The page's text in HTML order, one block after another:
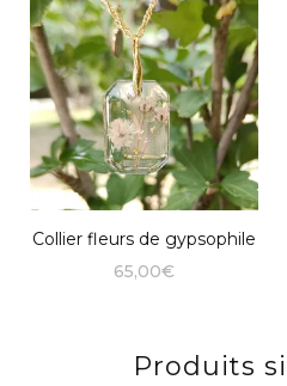
Collier fleurs de gypsophile
65,00€
Produits